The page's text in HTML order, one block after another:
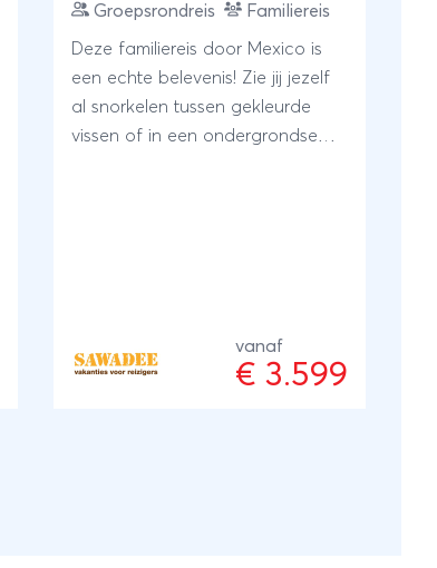
Groepsrondreis
Familiereis
Deze familiereis door Mexico is
een echte belevenis! Zie jij jezelf
al snorkelen tussen gekleurde
vissen of in een ondergrondse
kajaktocht. Neem een duik onder
de waterval en ontdek hoe lang
vanaf
€ 3.599